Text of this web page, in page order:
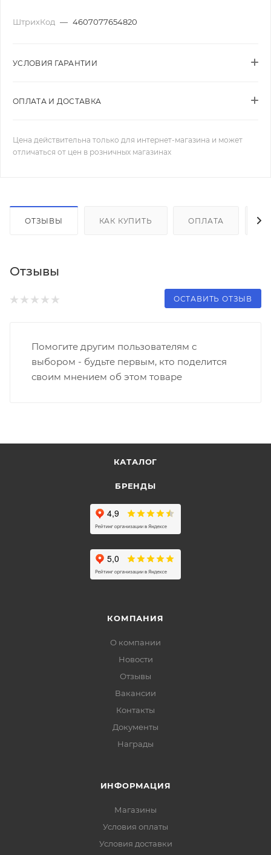
ШтрихКод — 4607077654820
УСЛОВИЯ ГАРАНТИИ
ОПЛАТА И ДОСТАВКА
Цена действительна только для интернет-магазина и может
отличаться от цен в розничных магазинах
ОТЗЫВЫ КАК КУПИТЬ ОПЛАТА
Отзывы
ОСТАВИТЬ ОТЗЫВ
Помогите другим пользователям с
выбором - будьте первым, кто поделится
своим мнением об этом товаре
КАТАЛОГ
БРЕНДЫ
КОМПАНИЯ
О компании
Новости
Отзывы
Вакансии
Контакты
Документы
Награды
ИНФОРМАЦИЯ
Магазины
Условия оплаты
Условия доставки